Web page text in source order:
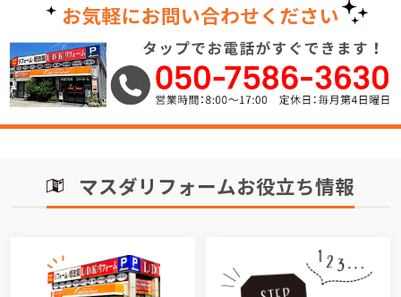
マスダリフォームお役立ち情報